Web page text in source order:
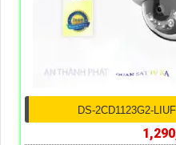
DS-2CD1123G2-